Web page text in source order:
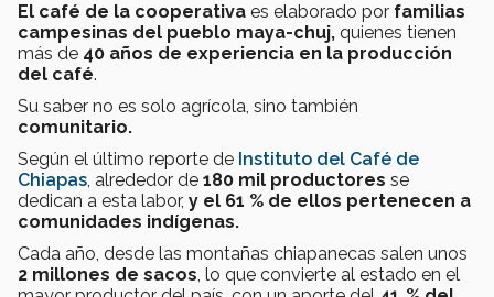
El café de la cooperativa es elaborado por familias
campesinas del pueblo maya-chuj, quienes tienen
más de 40 años de experiencia en la producción
del café.
Su saber no es solo agrícola, sino también
comunitario.
Según el último reporte de Instituto del Café de
Chiapas, alrededor de 180 mil productores se
dedican a esta labor, y el 61 % de ellos pertenecen a
comunidades indígenas.
Cada año, desde las montañas chiapanecas salen unos
2 millones de sacos, lo que convierte al estado en el